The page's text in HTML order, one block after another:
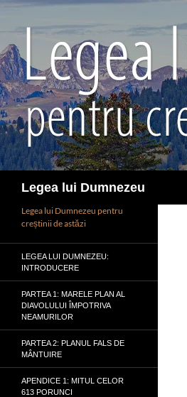
conținut
Legea lui Dumnezeu
Legea lui Dumnezeu pentru
creștinii de astăzi
LEGEA LUI DUMNEZEU:
INTRODUCERE
PARTEA 1: MARELE PLAN AL
DIAVOLULUI ÎMPOTRIVA
NEAMURILOR
PARTEA 2: PLANUL FALS DE
MÂNTUIRE
APENDICE 1: MITUL CELOR
613 PORUNCI